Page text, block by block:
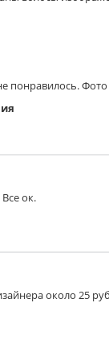
изделий
держателем
что
в
сторон. В
понравилось.
ок.
около 25